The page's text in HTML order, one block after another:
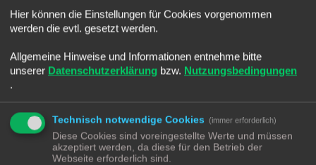
Themen:57
Home Assistant Cloud / Nabu Casaa
Themen:4
Hardware
Sonstiges
Keine passende Kategorie? Bzw. Allgemeine Diskussionen rund um Home
Assistant.
Themen:169
Hier können die Einstellungen für Cookies vorgenommen
werden die evtl. gesetzt werden.
Allgemeine Hinweise und Informationen entnehme bitte
unserer Datenschutzerklärung bzw. Nutzungsbedingungen
.
Technisch notwendige Cookies (immer erforderlich)
Diese Cookies sind voreingestellte Werte und müssen
akzeptiert werden, da diese für den Betrieb der
Webseite erforderlich sind.